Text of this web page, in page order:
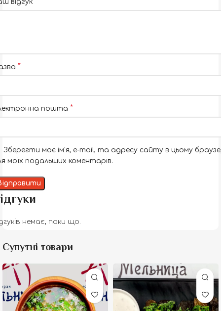
немає, поки що.
відгук
*
пошта *
Зберегти моє ім'я, e-mail, та адресу сайту в цьому
моїх подальших коментарів.
Супутні товари